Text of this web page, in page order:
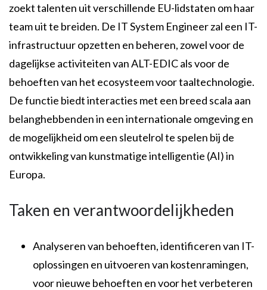
zoekt talenten uit verschillende EU-lidstaten om haar
team uit te breiden. De IT System Engineer zal een IT-
infrastructuur opzetten en beheren, zowel voor de
dagelijkse activiteiten van ALT-EDIC als voor de
behoeften van het ecosysteem voor taaltechnologie.
De functie biedt interacties met een breed scala aan
belanghebbenden in een internationale omgeving en
de mogelijkheid om een sleutelrol te spelen bij de
ontwikkeling van kunstmatige intelligentie (AI) in
Europa.
Taken en verantwoordelijkheden
Analyseren van behoeften, identificeren van IT-
oplossingen en uitvoeren van kostenramingen,
voor nieuwe behoeften en voor het verbeteren